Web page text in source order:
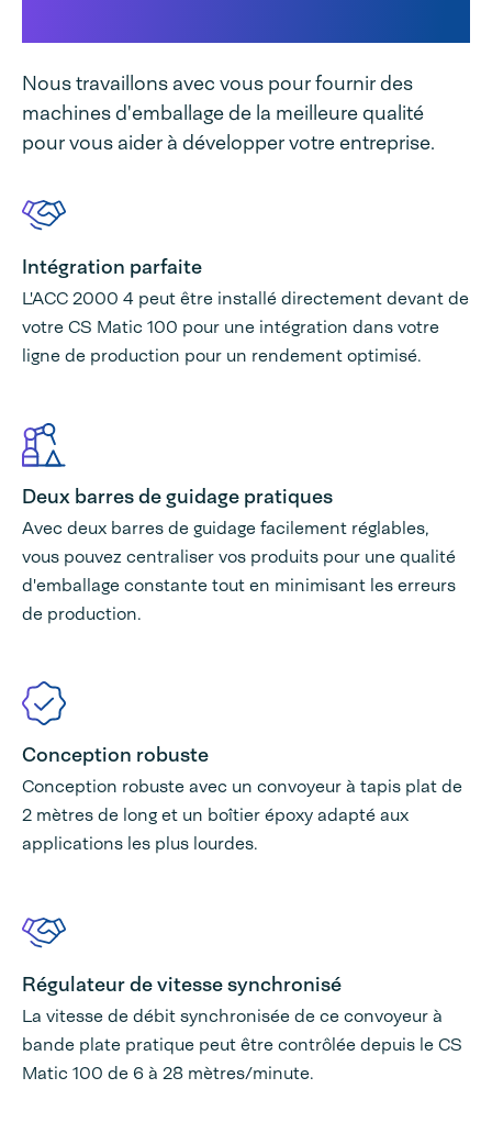
Nous travaillons avec vous pour fournir des
machines d'emballage de la meilleure qualité
pour vous aider à développer votre entreprise.
Intégration parfaite
L'ACC 2000 4 peut être installé directement devant de
votre CS Matic 100 pour une intégration dans votre
ligne de production pour un rendement optimisé.
Deux barres de guidage pratiques
Avec deux barres de guidage facilement réglables,
vous pouvez centraliser vos produits pour une qualité
d'emballage constante tout en minimisant les erreurs
de production.
Conception robuste
Conception robuste avec un convoyeur à tapis plat de
2 mètres de long et un boîtier époxy adapté aux
applications les plus lourdes.
Régulateur de vitesse synchronisé
La vitesse de débit synchronisée de ce convoyeur à
bande plate pratique peut être contrôlée depuis le CS
Matic 100 de 6 à 28 mètres/minute.